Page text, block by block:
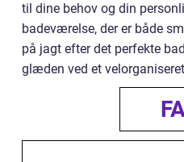
til dine behov og din
badeværelse, der er både
på jagt efter det perfekte
glæden ved et